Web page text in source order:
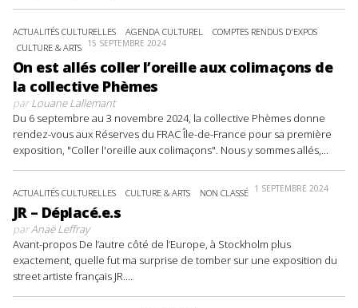
ACTUALITÉS CULTURELLES AGENDA CULTUREL
COMPTES RENDUS D'EXPOS
CULTURE & ARTS 15 SEPTEMBRE 2024
On est allés coller l’oreille aux colimaçons de
la collective Phèmes
parLouane Lallemant
Du 6 septembre au 3 novembre 2024, la collective Phèmes donne
rendez-vous aux Réserves du FRAC Île-de-France pour sa première
exposition, "Coller l'oreille aux colimaçons". Nous y sommes allés,...
ACTUALITÉS CULTURELLES CULTURE & ARTS NON CLASSÉ 1 SEPTEMBRE 2024
JR – Déplacé.e.s
parAnaë Leffray
Avant-propos De l’autre côté de l’Europe, à Stockholm plus
exactement, quelle fut ma surprise de tomber sur une exposition du
street artiste français JR....